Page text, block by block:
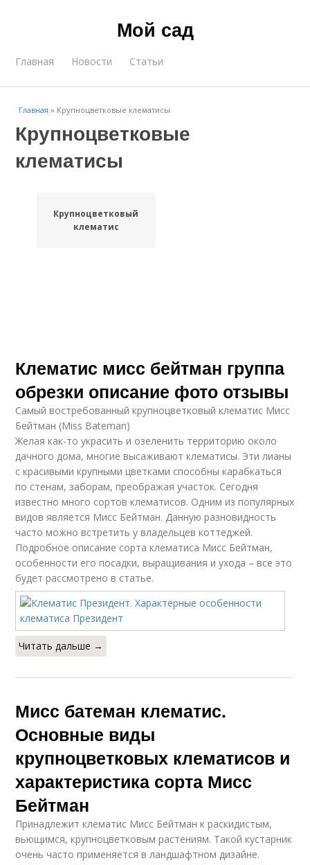
Мой сад
Главная Новости Статьи
Главная » Крупноцветковые клематисы
Крупноцветковые
клематисы
Крупноцветковый
клематис
Клематис мисс бейтман группа
обрезки описание фото отзывы
Самый востребованный крупноцветковый клематис Мисс
Бейтман (Miss Bateman)
Желая как-то украсить и озеленить территорию около
дачного дома, многие высаживают клематисы. Эти лианы
с красивыми крупными цветками способны карабкаться
по стенам, заборам, преображая участок. Сегодня
известно много сортов клематисов. Одним из популярных
видов является Мисс Бейтман. Данную разновидность
часто можно встретить у владельцев коттеджей.
Подробное описание сорта клематиса Мисс Бейтман,
особенности его посадки, выращивания и ухода – все это
будет рассмотрено в статье.
Читать дальше →
Мисс батеман клематис.
Основные виды
крупноцветковых клематисов и
характеристика сорта Мисс
Бейтман
Принадлежит клематис Мисс Бейтман к раскидистым,
вьющимся, крупноцветковым растениям. Такой кустарник
очень часто применяется в ландшафтном дизайне.